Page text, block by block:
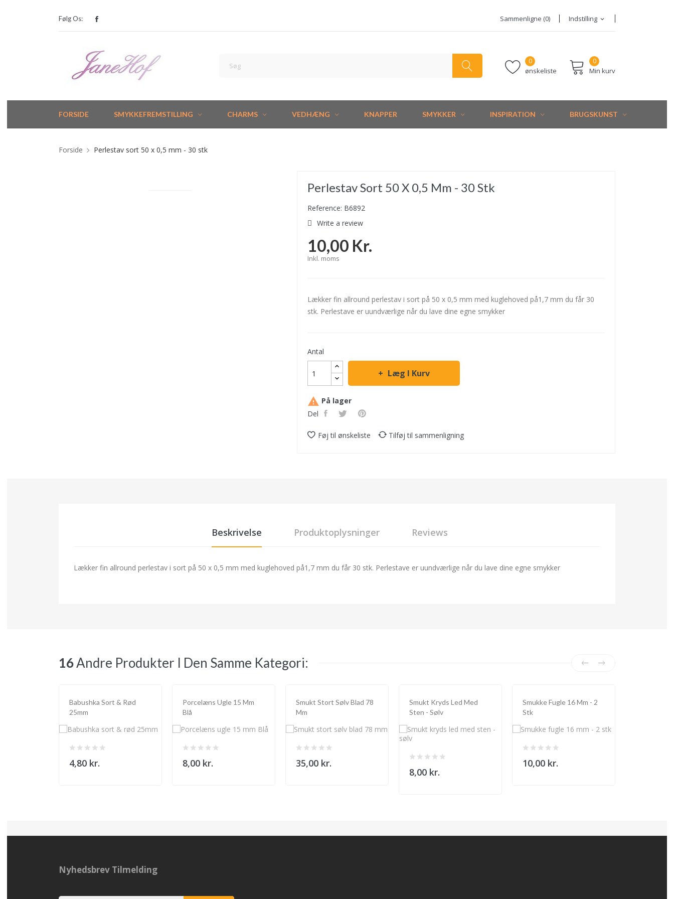
Indstilling expand_more
Sammenligne (0)
Følg Os:
0
Min kurv
ønskeliste
0
FORSIDE SMYKKEFREMSTILLING CHARMS VEDHÆNG KNAPPER SMYKKER INSPIRATION BRUGSKUNST
Forside Perlestav sort 50 x 0,5 mm - 30 stk
Perlestav Sort 50 X 0,5 Mm - 30 Stk
Reference: B6892
Write a review
10,00 Kr.
Inkl. moms
Lækker fin allround perlestav i sort på 50 x 0,5 mm med kuglehoved på1,7 mm du får 30
stk. Perlestave er uundværlige når du lave dine egne smykker
Antal
Læg I Kurv
 På lager
Del
Føj til ønskeliste Tilføj til sammenligning
Beskrivelse Produktoplysninger Reviews
Lækker fin allround perlestav i sort på 50 x 0,5 mm med kuglehoved på1,7 mm du får 30 stk. Perlestave er uundværlige når du lave dine egne smykker
16Andre Produkter I Den Samme Kategori:
Babushka Sort & Rød
25mm
4,80 kr.
Porcelæns Ugle 15 Mm
Blå
8,00 kr.
Smukt Stort Sølv Blad 78
Mm
35,00 kr.
Smukt Kryds Led Med
Sten - Sølv
8,00 kr.
Smukke Fugle 16 Mm - 2
Stk
10,00 kr.
Nyhedsbrev Tilmelding